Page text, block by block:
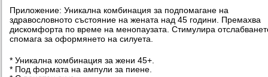
Приложение: Уникална комбинация за подпомагане на
здравословното състояние на жената над 45 години. Премахва
дискомфорта по време на менопаузата. Стимулира
спомага за оформянето на силуета.
* Уникална комбинация за жени 45+.
* Под формата на ампули за пиене.